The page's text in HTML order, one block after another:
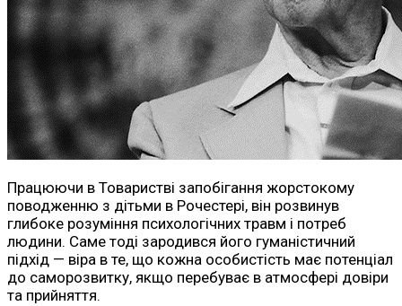
Працюючи в Товаристві запобігання жорстокому
поводженню з дітьми в Рочестері, він розвинув
глибоке розуміння психологічних травм і потреб
людини. Саме тоді зародився його гуманістичний
підхід — віра в те, що кожна особистість має потенціал
до саморозвитку, якщо перебуває в атмосфері довіри
та прийняття.